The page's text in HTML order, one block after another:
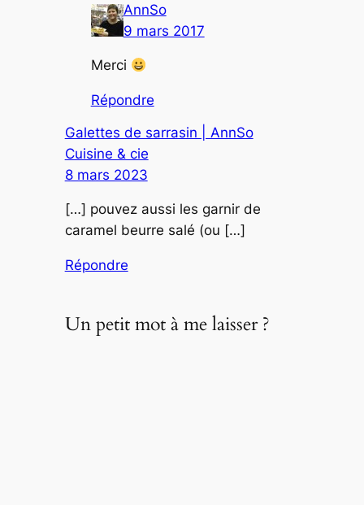
AnnSo
9 mars 2017
Merci
Répondre
Galettes de sarrasin | AnnSo
Cuisine & cie
8 mars 2023
[…] pouvez aussi les garnir de
caramel beurre salé (ou […]
Répondre
Un petit mot à me laisser ?